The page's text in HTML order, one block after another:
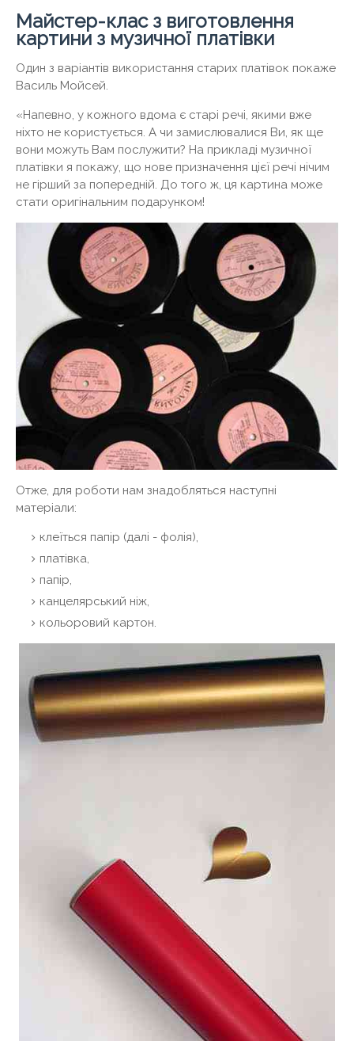
Майстер-клас з виготовлення
картини з музичної платівки
Один з варіантів використання старих платівок покаже
Василь Мойсей.
«Напевно, у кожного вдома є старі речі, якими вже
ніхто не користується. А чи замислювалися Ви, як ще
вони можуть Вам послужити? На прикладі музичної
платівки я покажу, що нове призначення цієї речі нічим
не гірший за попередній. До того ж, ця картина може
стати оригінальним подарунком!
Отже, для роботи нам знадобляться наступні
матеріали:
клеїться папір (далі - фолія),
платівка,
папір,
канцелярський ніж,
кольоровий картон.